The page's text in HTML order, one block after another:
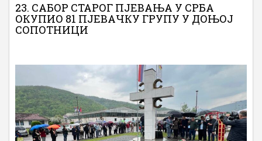
23. САБОР СТАРОГ ПЈЕВАЊА У СРБА
ОКУПИО 81 ПЈЕВАЧКУ ГРУПУ У ДОЊОЈ
СОПОТНИЦИ